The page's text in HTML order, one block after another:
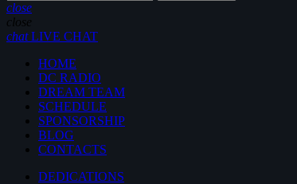
close
close
chatLIVE CHAT
HOME
DC RADIO
DREAM TEAM
SCHEDULE
SPONSORSHIP
BLOG
CONTACTS
DEDICATIONS